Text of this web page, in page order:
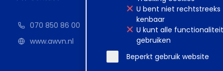
U bent niet rechtstreeks
kenbaar
U kunt alle
gebruiken
Beperkt gebruik website
070 850 86 00
www.awvn.nl